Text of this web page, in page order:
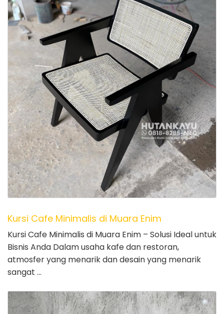
Kursi Cafe Minimalis di Muara Enim
Kursi Cafe Minimalis di Muara Enim – Solusi Ideal untuk
Bisnis Anda Dalam usaha kafe dan restoran,
atmosfer yang menarik dan desain yang menarik
sangat …